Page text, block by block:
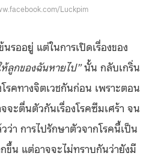
Luckpim
นรออยู่ แต่ในการเปิดเรื่องของ
ลูกของฉันหายไป”นั้น กลับเกริ่น
โรคทางจิตเวชกันก่อน เพราะตอน
จะตื่นตัวกันเรื่องโรคซึมเศร้า จน
ว่า การไปรักษาตัวจากโรคนี้เป็น
ขึ้น แต่อาจจะไม่ทราบกันว่ายังมี